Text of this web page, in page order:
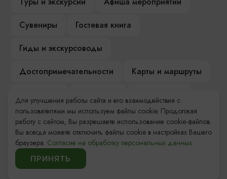
Сувениры
Гостевая книга
Гиды и экскурсоводы
Достопримечательности
Карты и маршруты
Компас Балтийской кухни
Настоящий Калининградец
Музеи
Для улучшения работы сайта и его взаимодействия с
пользователями мы используем файлы cookie. Продолжая
работу с сайтом, Вы разрешаете использование cookie-файлов.
Вы всегда можете отключить файлы cookie в настройках Вашего
браузера. Согласие на обработку персональных данных.
ПРИНЯТЬ